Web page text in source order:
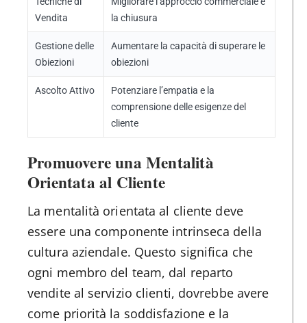
Vendita
la chiusura
Gestione delle
Obiezioni
Aumentare la capacità di superare le
obiezioni
Ascolto Attivo
Potenziare l’empatia e la
comprensione delle esigenze del
cliente
Promuovere una Mentalità
Orientata al Cliente
La mentalità orientata al cliente deve
essere una componente intrinseca della
cultura aziendale. Questo significa che
ogni membro del team, dal reparto
vendite al servizio clienti, dovrebbe avere
come priorità la soddisfazione e la